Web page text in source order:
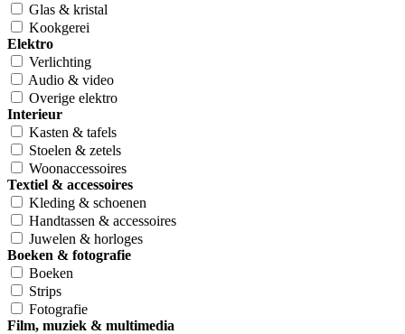
Glas & kristal
Kookgerei
Elektro
Verlichting
Audio & video
Overige elektro
Interieur
Kasten & tafels
Stoelen & zetels
Woonaccessoires
Textiel & accessoires
Kleding & schoenen
Handtassen & accessoires
Juwelen & horloges
Boeken & fotografie
Boeken
Strips
Fotografie
Film, muziek & multimedia